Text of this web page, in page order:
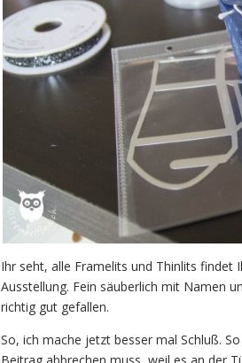
Ihr seht, alle Framelits und Thinlits findet
Ausstellung. Fein säuberlich mit Namen
richtig gut gefallen.
So, ich mache jetzt besser mal Schluß.
Beitrag abbrechen muss, weil es an der